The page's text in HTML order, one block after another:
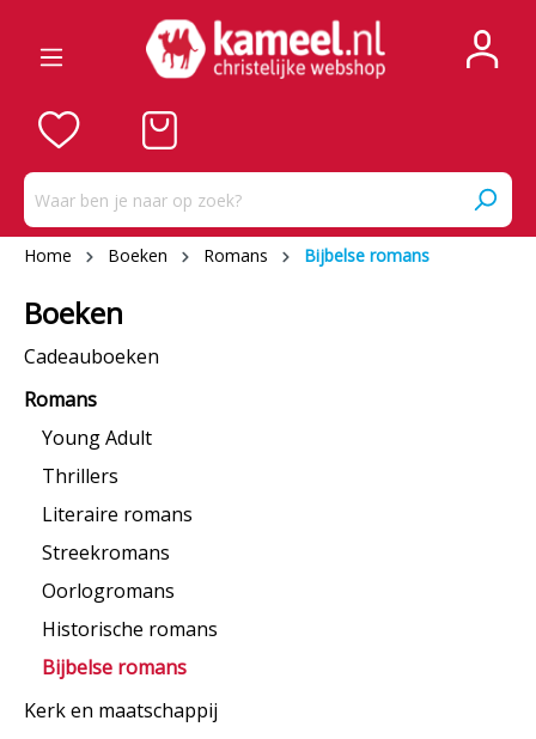
Home Boeken Romans Bijbelse romans
Boeken
Cadeauboeken
Romans
Young Adult
Thrillers
Literaire romans
Streekromans
Oorlogromans
Historische romans
Bijbelse romans
Kerk en maatschappij